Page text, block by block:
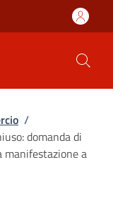
/
domanda di
manifestazione a